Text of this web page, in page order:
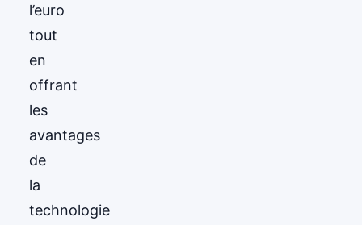
l’euro
tout
en
offrant
les
avantages
de
la
technologie